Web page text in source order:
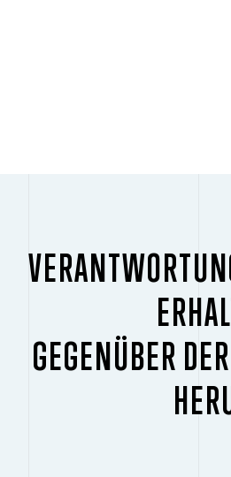
GEGENÜBER